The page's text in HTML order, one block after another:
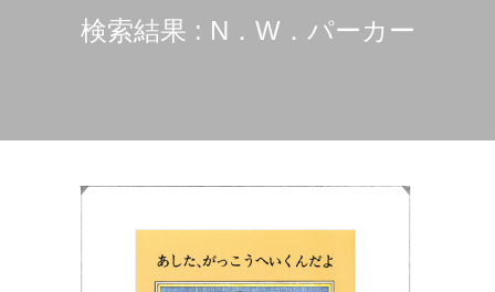
検索結果 : N．W．パーカー